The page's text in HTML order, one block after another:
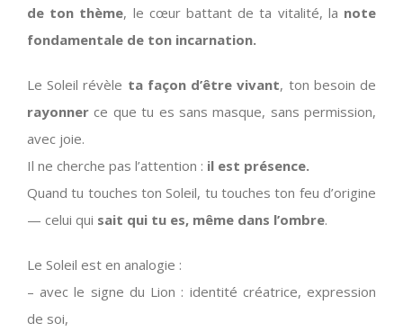
de ton thème, le cœur battant de ta vitalité, la note
fondamentale de ton incarnation.
Le Soleil révèle ta façon d’être vivant, ton besoin de
rayonner ce que tu es sans masque, sans permission,
avec joie.
Il ne cherche pas l’attention : il est présence.
Quand tu touches ton Soleil, tu touches ton feu d’origine
— celui qui sait qui tu es, même dans l’ombre.
Le Soleil est en analogie :
– avec le signe du Lion : identité créatrice, expression
de soi,